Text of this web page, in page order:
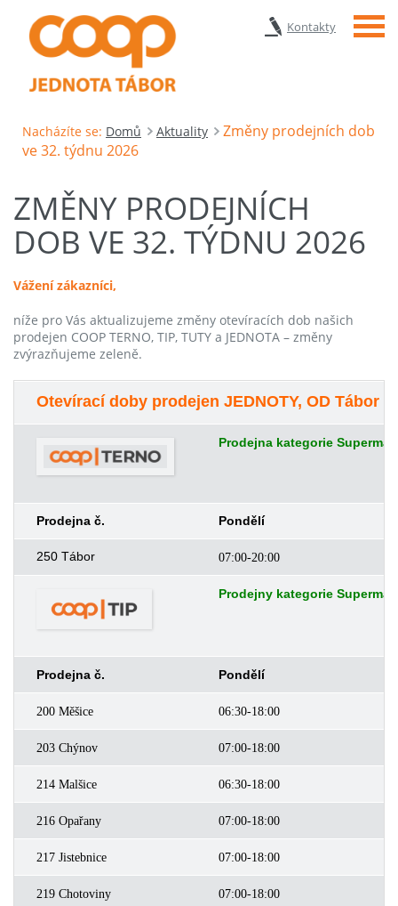
Kontakty Menu
Nacházíte se: Domů Aktuality
Změny prodejních dob
ve 32. týdnu 2026
ZMĚNY PRODEJNÍCH
DOB VE 32. TÝDNU 2026
Vážení zákazníci,
níže pro Vás aktualizujeme změny otevíracích dob našich
prodejen COOP TERNO, TIP, TUTY a JEDNOTA – změny
zvýrazňujeme zeleně.
Otevírací doby prodejen JEDNOTY, OD Tábor
Prodejna kategorie
Prodejna č. Pondělí
250 Tábor 07:00-20:00
Prodejny kategorie
Prodejna č. Pondělí
200 Měšice 06:30-18:00
203 Chýnov 07:00-18:00
214 Malšice 06:30-18:00
216 Opařany 07:00-18:00
217 Jistebnice 07:00-18:00
219 Chotoviny 07:00-18:00